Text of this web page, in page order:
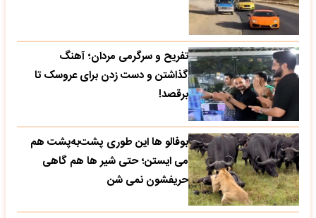
تفریح و سرگرمی مردان؛ آهنگ
گذاشتن و دست زدن برای عروسک تا
برقصد!
بوفالو ها این‌ طوری پشت‌به‌پشت هم
می‌ ایستن؛ حتی شیر ها هم گاهی
حریفشون نمی‌ شن